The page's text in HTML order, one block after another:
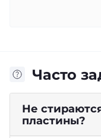
Часто
Не
пластины?